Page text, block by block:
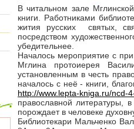
В читальном зале
книги. Работниками
жития русских святых,
посредством
убедительнее.
Началось мероприятие с
Мглина протоиерея
установленным в честь
началось с неё - книги,
http://www.lepta-kniga.ru/ncd-
православной литературы,
порождает в человеке
Библиотекари Мальченко